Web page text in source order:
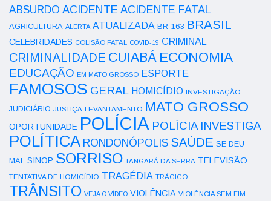
ABSURDO ACIDENTE ACIDENTE FATAL
AGRICULTURA ALERTA ATUALIZADA BR-163 BRASIL
CELEBRIDADES COLISÃO FATAL COVID-19 CRIMINAL
CRIMINALIDADE CUIABÁ ECONOMIA
EDUCAÇÃO EM MATO GROSSO ESPORTE
FAMOSOS GERAL HOMICÍDIO INVESTIGAÇÃO
JUDICIÁRIO JUSTIÇA LEVANTAMENTO MATO GROSSO
OPORTUNIDADE POLÍCIA POLÍCIA INVESTIGA
POLÍTICA RONDONÓPOLIS SAÚDE SE DEU
MAL SINOP SORRISO TANGARÁ DA SERRA TELEVISÃO
TENTATIVA DE HOMICÍDIO TRAGÉDIA TRÁGICO
TRÂNSITO VEJA O VÍDEO VIOLÊNCIA VIOLÊNCIA SEM FIM